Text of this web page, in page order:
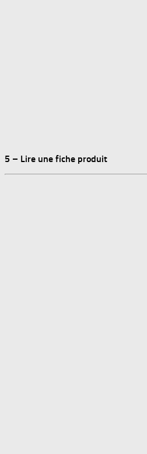
5 – Lire une fiche produit